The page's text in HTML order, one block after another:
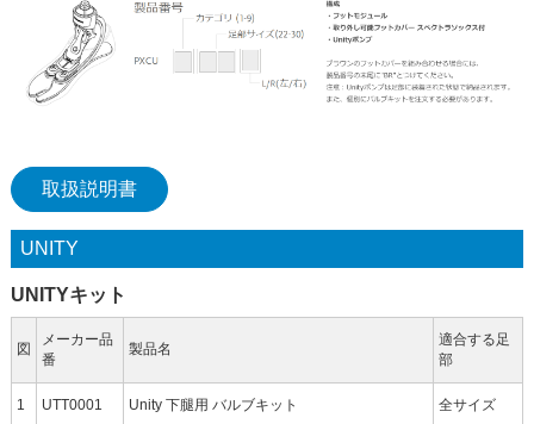
取扱説明書
UNITY
UNITYキット
図
メーカー品
番
製品名
適合する足
部
1 UTT0001 Unity 下腿用 バルブキット 全サイズ